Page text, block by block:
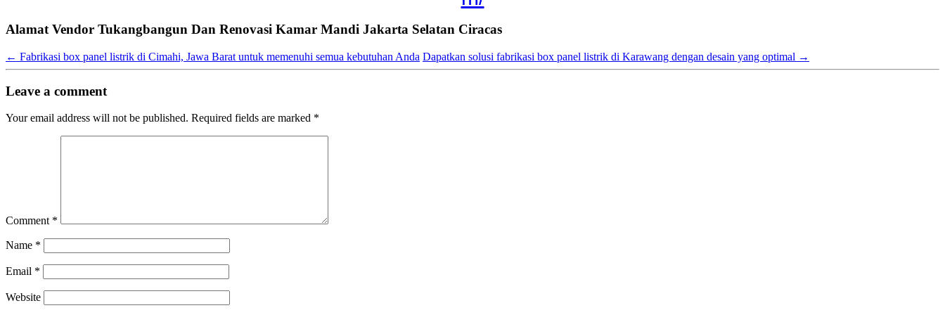
Alamat Vendor Tukangbangun Dan Renovasi Kamar Mandi Jakarta Selatan Ciracas
← Fabrikasi box panel listrik di Cimahi, Jawa Barat untuk memenuhi semua kebutuhan Anda Dapatkan solusi fabrikasi box panel listrik di Karawang dengan desain yang optimal →
Leave a comment
Your email address will not be published. Required fields are marked *
Comment *
Name *
Email *
Website